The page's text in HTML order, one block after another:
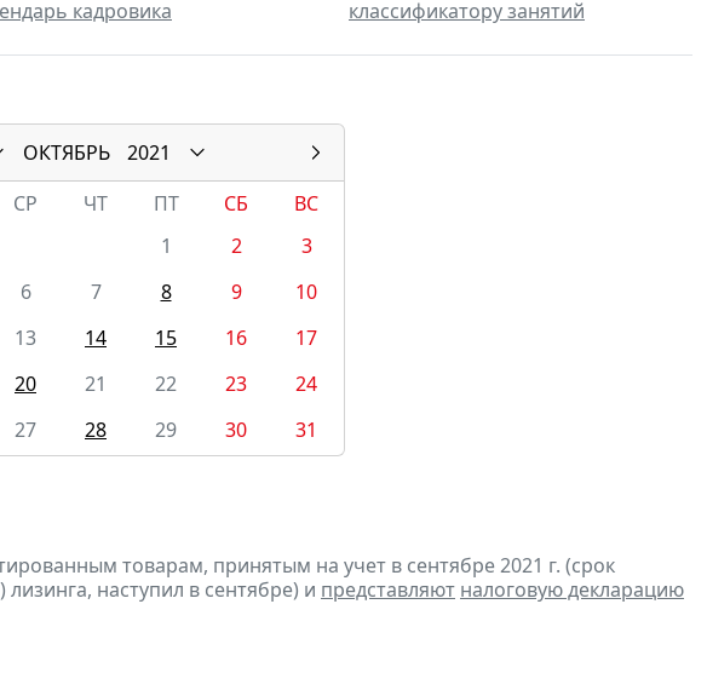
кадровика
классификатору занятий
ОКТЯБРЬ
2021
СР ЧТ ПТ СБ
ВС
1
2
3
6 7 8 9
10
13 14 15 16
17
20 21 22 23
24
27 28 29 30 31
товарам, принятым на учет в сентябре 2021 г. (срок
наступил в сентябре) и представляют налоговую декларацию